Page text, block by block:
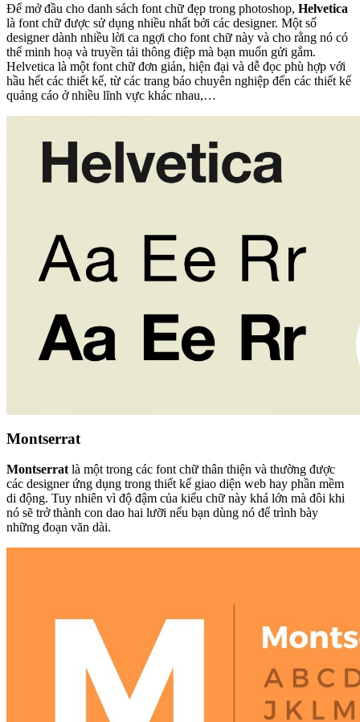
Để mở đầu cho danh sách font chữ đẹp trong photoshop, Helvetica
là font chữ được sử dụng nhiều nhất bởi các designer. Một số
designer dành nhiều lời ca ngợi cho font chữ này và cho rằng nó có
thể minh hoạ và truyền tải thông điệp mà bạn muốn gửi gắm.
Helvetica là một font chữ đơn giản, hiện đại và dễ đọc phù hợp với
hầu hết các thiết kế, từ các trang báo chuyên nghiệp đến các thiết kế
quảng cáo ở nhiều lĩnh vực khác nhau,…
Montserrat
Montserrat là một trong các font chữ thân thiện và thường được
các designer ứng dụng trong thiết kế giao diện web hay phần mềm
di động. Tuy nhiên vì độ đậm của kiểu chữ này khá lớn mà đôi khi
nó sẽ trở thành con dao hai lưỡi nếu bạn dùng nó để trình bày
những đoạn văn dài.